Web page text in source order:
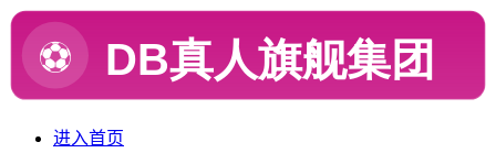
进入首页